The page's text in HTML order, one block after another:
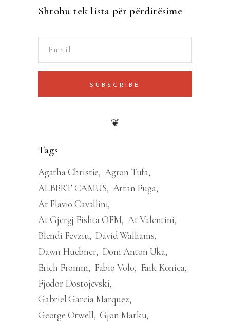
Shtohu tek lista për përditësime
SUBSCRIBE
❦
Tags
Agatha Christie Agron Tufa
ALBERT CAMUS Artan Fuga
At Flavio Cavallini
At Gjergj Fishta OFM At Valentini
Blendi Fevziu David Walliams
Dawn Huebner Dom Anton Uka
Erich Fromm
Fabio Volo
Faik Konica
Fjodor Dostojevski
Gabriel Garcia Marquez
George Orwell Gjon Marku